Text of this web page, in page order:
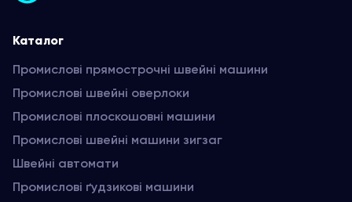
Каталог
Промислові прямострочні швейні машини
Промислові швейні оверлоки
Промислові плоскошовні машини
Промислові швейні машини зигзаг
Швейні автомати
Промислові ґудзикові машини